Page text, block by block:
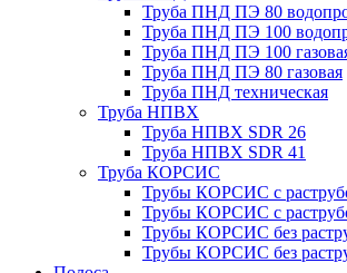
Труба ПНД ПЭ 80
Труба ПНД ПЭ 100
Труба ПНД ПЭ 100
Труба ПНД ПЭ 80 газовая
Труба ПНД техническая
Труба НПВХ
Труба НПВХ SDR 26
Труба НПВХ SDR 41
Труба КОРСИС
Трубы КОРСИС с
Трубы КОРСИС с
Трубы КОРСИС без
Трубы КОРСИС без